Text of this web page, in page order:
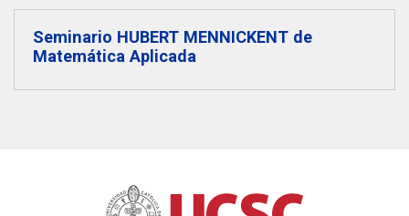
Seminario HUBERT MENNICKENT de
Matemática Aplicada